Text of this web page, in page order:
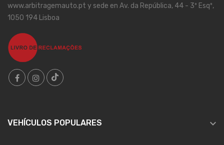
www.arbitragemauto.pt y sede en Av. da República, 44 - 3º Esqº,
1050 194 Lisboa
VEHÍCULOS POPULARES 